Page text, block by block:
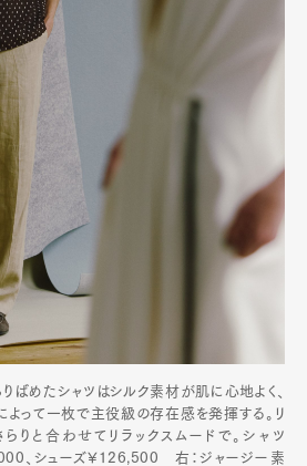
ばめたシャツはシルク素材が肌に心地よく、
よって一枚で主役級の存在感を発揮する。リ
りと合わせてリラックスムードで。シャツ
、シューズ¥126,500 右：ジャージー素